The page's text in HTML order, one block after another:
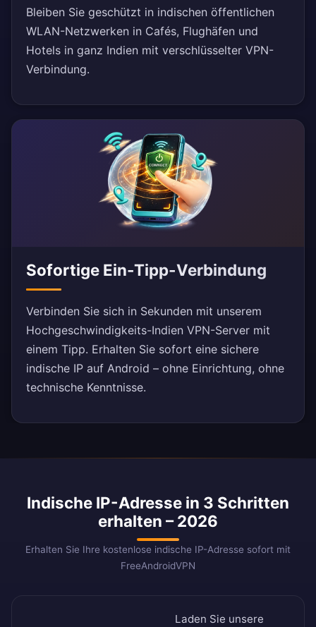
Bleiben Sie geschützt in indischen öffentlichen
WLAN-Netzwerken in Cafés, Flughäfen und
Hotels in ganz Indien mit verschlüsselter VPN-
Verbindung.
Sofortige Ein-Tipp-Verbindung
Verbinden Sie sich in Sekunden mit unserem
Hochgeschwindigkeits-Indien VPN-Server mit
einem Tipp. Erhalten Sie sofort eine sichere
indische IP auf Android – ohne Einrichtung, ohne
technische Kenntnisse.
Indische IP-Adresse in 3 Schritten
erhalten – 2026
Erhalten Sie Ihre kostenlose indische IP-Adresse sofort mit
FreeAndroidVPN
Laden Sie unsere